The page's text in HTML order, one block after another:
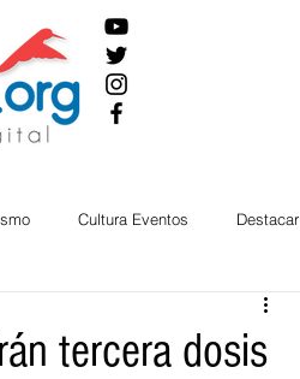
Cultura Eventos Destacar
tercera dosis